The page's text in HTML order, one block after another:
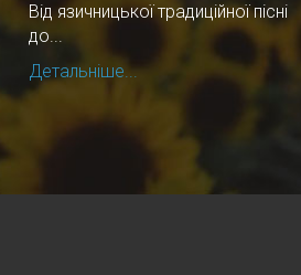
Від язичницької традиційної пісні
до...
Детальніше...